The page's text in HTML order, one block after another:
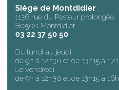
Siège de Montdidier :
1136 rue du Pasteur prolongée
80500 Montdidier
03 22 37 50 50
Du lundi au jeudi
de 9h à 12h30 et de 13h15 à 17h
Le vendredi
de 9h à 12h30 et de 13h15 à 16h